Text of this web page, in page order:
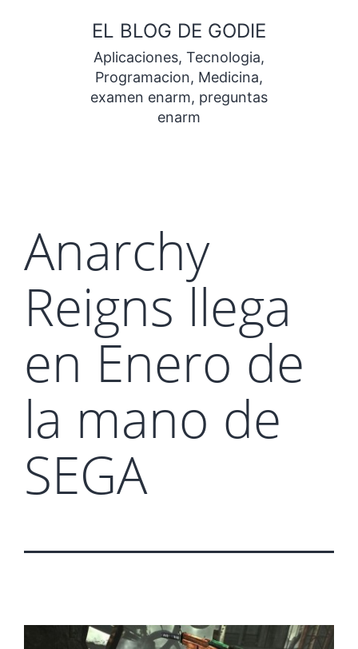
contenido
EL BLOG DE GODIE
Aplicaciones, Tecnologia,
Programacion, Medicina,
examen enarm, preguntas
enarm
Anarchy
Reigns llega
en Enero de
la mano de
SEGA